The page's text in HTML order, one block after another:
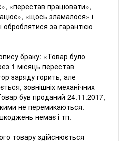
«перестав працювати»,
«щось зламалося» і
оброблятися за гарантією
браку: «Товар було
1 місяць перестав
заряду горить, але
зовнішніх механічних
був проданий 24.11.2017,
не перемикаються.
немає і тп.
товару здійснюється